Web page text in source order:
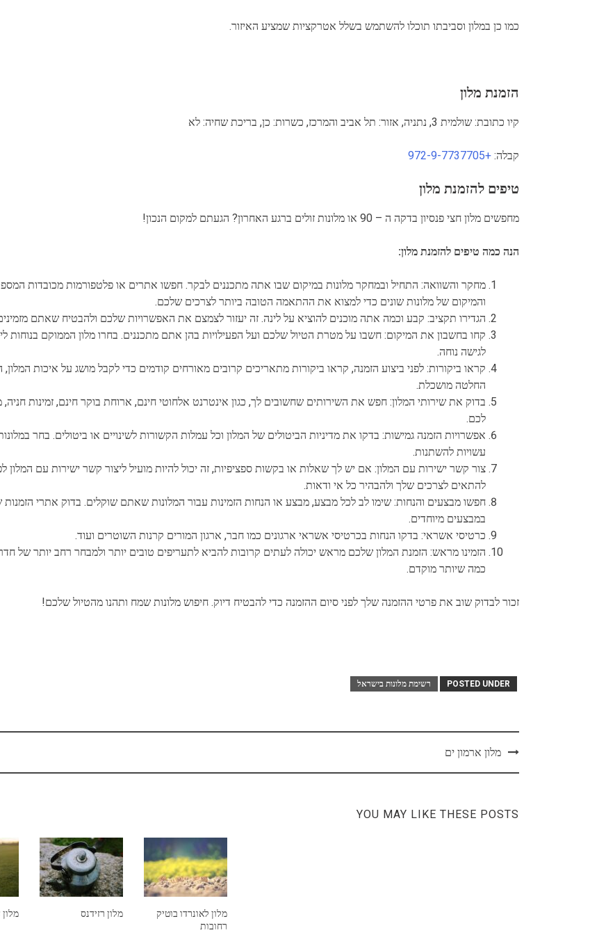
כמו כן במלון וסביבתו תוכלו להשתמש בשלל אטרקציות שמציע האיזור.
הזמנת מלון
קיו כתובת: שולמית 3, נתניה, אזור: תל אביב והמרכז, כשרות: כן, בריכת שחיה: לא
קבלה: +972-9-7737705
טיפים להזמנת מלון
מחפשים מלון חצי פנסיון בדקה ה – 90 או מלונות זולים ברגע האחרון? הגעתם למקום הנכון!
הנה כמה טיפים להזמנת מלון:
מחקר והשוואה: התחיל ובמחקר מלונות במיקום שבו אתה מתכננים לבקר. חפשו אתרים או פלטפורמות מכובדות
והמיקום של מלונות שונים כדי למצוא את ההתאמה הטובה ביותר לצרכים שלכם.
הגדירו תקציב: קבע וכמה אתה מוכנים להוציא על לינה. זה יעזור לצמצם את האפשרויות שלכם ולהבטיח שאתם
קחו בחשבון את המיקום: חשבו על מטרת הטיול שלכם ועל הפעילויות בהן אתם מתכננים. בחרו מלון הממוקם
לגישה נוחה.
קראו ביקורות: לפני ביצוע הזמנה, קראו ביקורות מתאריכים קרובים מאורחים קודמים כדי לקבל מושג על איכות המלון,
החלטה מושכלת.
בדוק את שירותי המלון: חפש את השירותים שחשובים לך, כגון אינטרנט אלחוטי חינם, ארוחת בוקר חינם, זמינות
לכם.
אפשרויות הזמנה גמישות: בדקו את מדיניות הביטולים של המלון וכל עמלות הקשורות לשינויים או ביטולים. בחר
עשויות להשתנות.
צור קשר ישירות עם המלון: אם יש לך שאלות או בקשות ספציפיות, זה יכול להיות מועיל ליצור קשר ישירות עם המלון
להתאים לצרכים שלך ולהבהיר כל אי ודאות.
חפשו מבצעים והנחות: שימו לב לכל מבצע, מבצע או הנחות הזמינות עבור המלונות שאתם שוקלים. בדוק אתרי הזמנות
במבצעים מיוחדים.
כרטיסי אשראי: בדקו הנחות בכרטיסי אשראי ארגונים כמו חבר, ארגון המורים קרנות השוטרים ועוד.
הזמינו מראש: הזמנת המלון שלכם מראש יכולה לעתים קרובות להביא לתעריפים טובים יותר ולמבחר רחב יותר של
כמה שיותר מוקדם.
זכור לבדוק שוב את פרטי ההזמנה שלך לפני סיום ההזמנה כדי להבטיח דיוק. חיפוש מלונות שמח ותהנו מהטיול שלכם!
POSTED UNDER רשימת מלונות בישראל
Postמלון ארמון ים
YOU MAY LIKE THESE POSTS
מלון רזידנס
מלון לאונרדו בוטיק
רחובות